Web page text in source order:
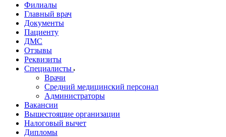
Филиалы
Главный врач
Документы
Пациенту
ДМС
Отзывы
Реквизиты
Специалисты
Врачи
Средний медицинский персонал
Администраторы
Вакансии
Вышестоящие организации
Налоговый вычет
Дипломы